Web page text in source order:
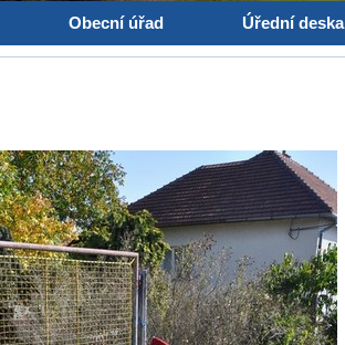
Obecní úřad Úřední deska